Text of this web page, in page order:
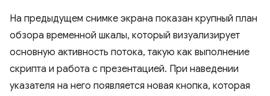
На предыдущем снимке экрана показан крупный план
обзора временной шкалы, который визуализирует
основную активность потока, такую ​​как выполнение
скрипта и работа с презентацией. При наведении
указателя на него появляется новая кнопка, которая